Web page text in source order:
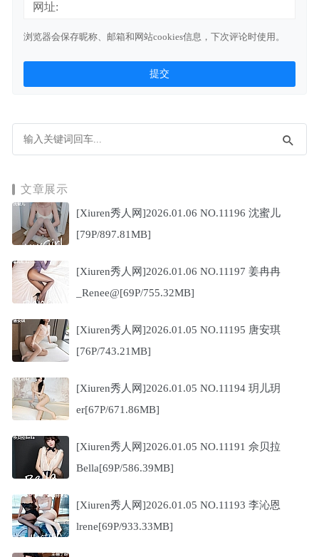
网址:
浏览器会保存昵称、邮箱和网站cookies信息，下次评论时使用。
文章展示
[Xiuren秀人网]2026.01.06 NO.11196 沈蜜儿
[79P/897.81MB]
[Xiuren秀人网]2026.01.06 NO.11197 姜冉冉
_Renee@[69P/755.32MB]
[Xiuren秀人网]2026.01.05 NO.11195 唐安琪
[76P/743.21MB]
[Xiuren秀人网]2026.01.05 NO.11194 玥儿玥
er[67P/671.86MB]
[Xiuren秀人网]2026.01.05 NO.11191 佘贝拉
Bella[69P/586.39MB]
[Xiuren秀人网]2026.01.05 NO.11193 李沁恩
lrene[69P/933.33MB]